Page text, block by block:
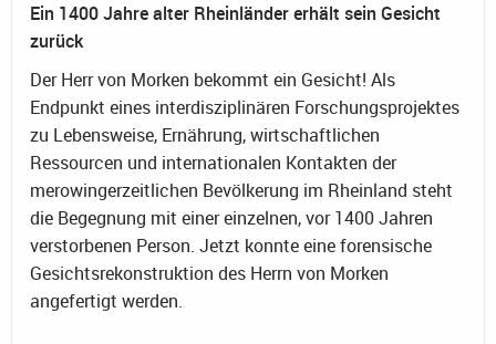
Ein 1400 Jahre alter Rheinländer erhält sein Gesicht
zurück
Der Herr von Morken bekommt ein Gesicht! Als
Endpunkt eines interdisziplinären Forschungsprojektes
zu Lebensweise, Ernährung, wirtschaftlichen
Ressourcen und internationalen Kontakten der
merowingerzeitlichen Bevölkerung im Rheinland steht
die Begegnung mit einer einzelnen, vor 1400 Jahren
verstorbenen Person. Jetzt konnte eine forensische
Gesichtsrekonstruktion des Herrn von Morken
angefertigt werden.